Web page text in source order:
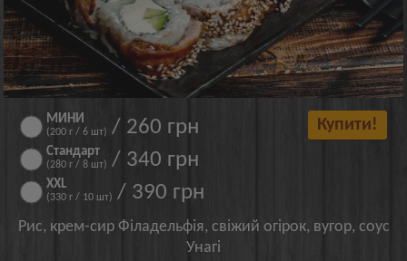
МИНИ
(200 г / 6 шт) / 260 грн
Стандарт
(280 г / 8 шт) / 340 грн
XXL
(330 г / 10 шт) / 390 грн
Купити!
Рис, крем-сир Філадельфія, свіжий огірок, вугор, соус
Унагі